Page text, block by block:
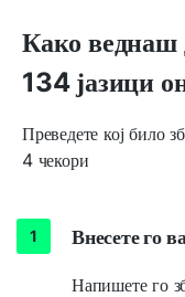
Како веднаш
134 јазици
Преведете кој било
4 чекори
Внесете го
Напишете го